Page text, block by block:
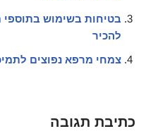
בטיחות בשימוש בתוספי
להכיר
צמחי מרפא נפוצים
כתיבת תגובה